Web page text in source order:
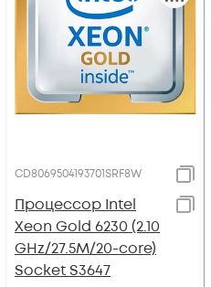
CD8069504193701SRF8W
Процессор Intel
Xeon Gold 6230 (2.10
GHz/27.5M/20-core)
Socket S3647